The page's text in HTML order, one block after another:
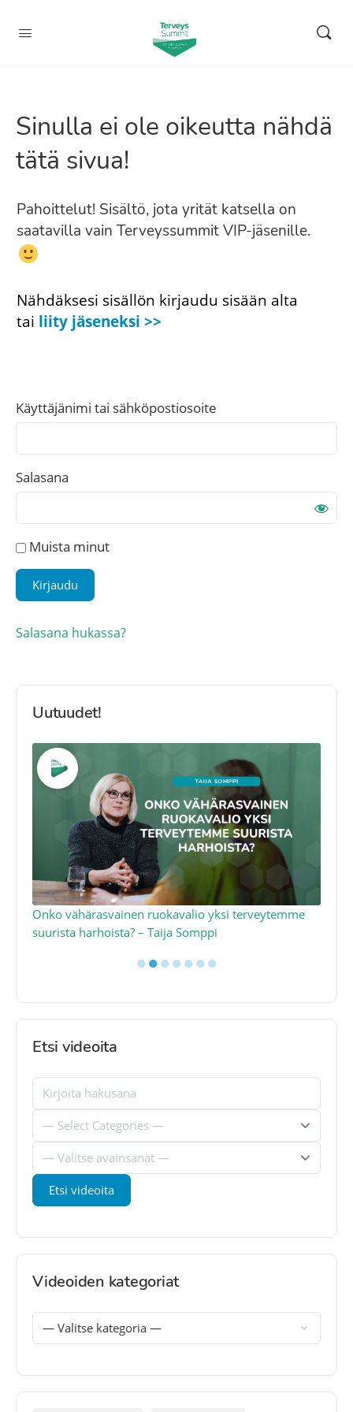
Sinulla ei ole oikeutta nähdä
tätä sivua!
Pahoittelut! Sisältö, jota yrität katsella on
saatavilla vain Terveyssummit VIP-jäsenille.
Nähdäksesi sisällön kirjaudu sisään alta
tai liity jäseneksi >>
Käyttäjänimi tai sähköpostiosoite
Salasana
Muista minut
Salasana hukassa?
Uutuudet!
Onko vähärasvainen ruokavalio yksi terveytemme
suurista harhoista? – Taija Somppi
●●●●●●●
Etsi videoita
Videoiden kategoriat